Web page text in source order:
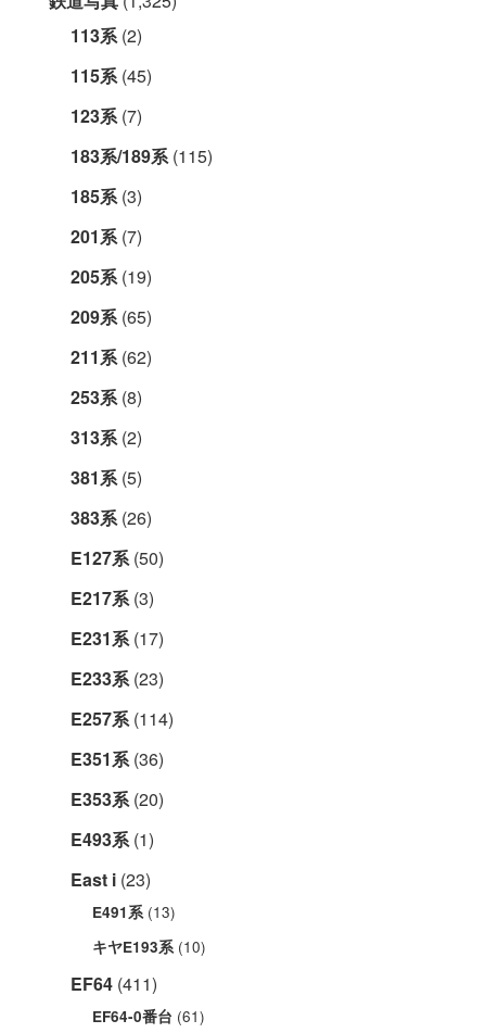
113系(2)
115系(45)
123系(7)
183系/189系(115)
185系(3)
201系(7)
205系(19)
209系(65)
211系(62)
253系(8)
313系(2)
381系(5)
383系(26)
E127系(50)
E217系(3)
E231系(17)
E233系(23)
E257系(114)
E351系(36)
E353系(20)
E493系(1)
East i (23)
E491系 (13)
キヤE193系 (10)
EF64 (411)
EF64-0番台 (61)